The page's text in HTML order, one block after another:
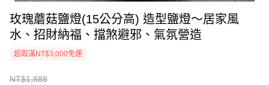
玫瑰蘑菇鹽燈(15公分高) 造型鹽燈～居家風
水、招財納福、擋煞避邪、氣氛營造
超取滿NT$3,000免運
NT$1,888